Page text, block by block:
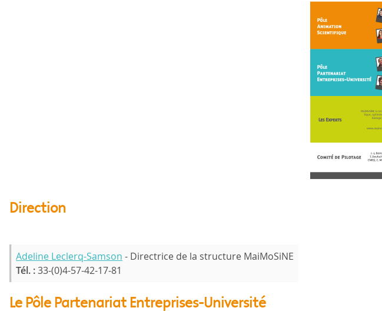
Direction
Adeline Leclerq-Samson - Directrice de la structure MaiMoSiNE
Tél. :33-(0)4-57-42-17-81
Le Pôle Partenariat Entreprises-Université